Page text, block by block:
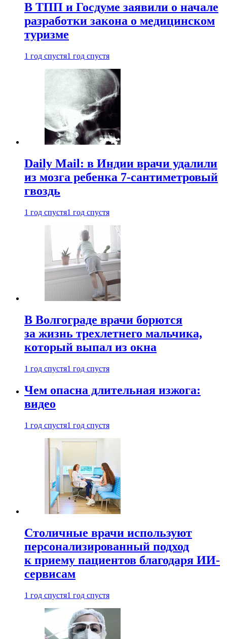
В ТПП и Госдуме заявили о начале
разработки закона о медицинском
туризме
1 год спустя1 год спустя
Daily Mail: в Индии врачи удалили
из мозга ребенка 7-сантиметровый
гвоздь
1 год спустя1 год спустя
В Волгограде врачи борются
за жизнь трехлетнего мальчика,
который выпал из окна
1 год спустя1 год спустя
Чем опасна длительная изжога:
видео
1 год спустя1 год спустя
Столичные врачи используют
персонализированный подход
к приему пациентов благодаря ИИ-
сервисам
1 год спустя1 год спустя